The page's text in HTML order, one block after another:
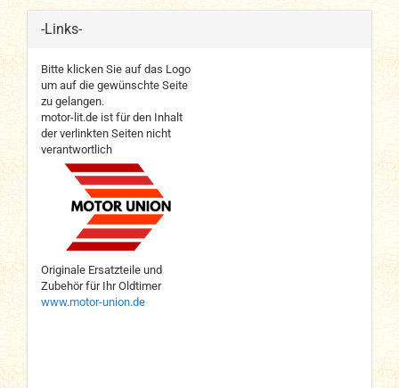
-Links-
Bitte klicken Sie auf das Logo
um auf die gewünschte Seite
zu gelangen.
motor-lit.de ist für den Inhalt
der verlinkten Seiten nicht
verantwortlich
Originale Ersatzteile und
Zubehör für Ihr Oldtimer
www.motor-union.de